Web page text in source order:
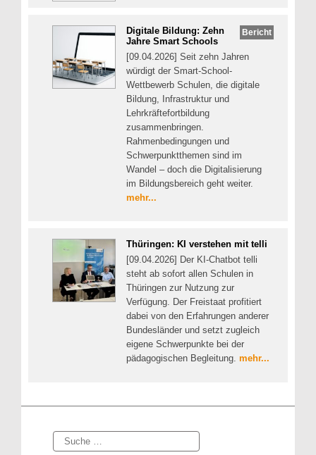
Bericht
Digitale Bildung: Zehn
Jahre Smart Schools
[09.04.2026] Seit zehn Jahren
würdigt der Smart-School-
Wettbewerb Schulen, die digitale
Bildung, Infrastruktur und
Lehrkräftefortbildung
zusammenbringen.
Rahmenbedingungen und
Schwerpunktthemen sind im
Wandel – doch die Digitalisierung
im Bildungsbereich geht weiter.
mehr...
Thüringen: KI verstehen mit telli
[09.04.2026] Der KI-Chatbot telli
steht ab sofort allen Schulen in
Thüringen zur Nutzung zur
Verfügung. Der Freistaat profitiert
dabei von den Erfahrungen anderer
Bundesländer und setzt zugleich
eigene Schwerpunkte bei der
pädagogischen Begleitung. mehr...
Suche